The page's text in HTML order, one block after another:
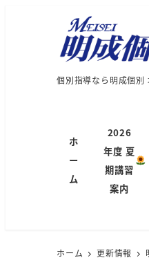
個別指導なら明成個別
ホ
ー
ム
2026
年度 夏
期講習
案内
ホーム 更新情報